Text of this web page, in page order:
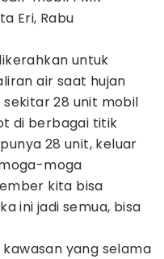
Eri, Rabu
untuk
air saat hujan
28 unit mobil
di berbagai titik
28 unit, keluar
moga
kita bisa
ini jadi semua, bisa
yang selama